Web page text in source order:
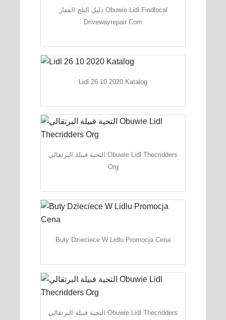
دليل الثلج القفار Obuwie Lidl Findlocal
Drivewayrepair Com
Lidl 26 10 2020 Katalog
التحية قبيلة البرتقالي Obuwie Lidl Thecridders
Org
Buty Dzieciece W Lidlu Promocja Cena
التحية قبيلة البرتقالي Obuwie Lidl Thecridders